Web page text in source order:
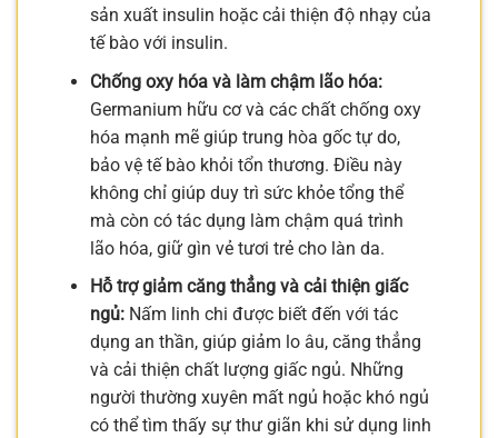
sản xuất insulin hoặc cải thiện độ nhạy của
tế bào với insulin.
Chống oxy hóa và làm chậm lão hóa:
Germanium hữu cơ và các chất chống oxy
hóa mạnh mẽ giúp trung hòa gốc tự do,
bảo vệ tế bào khỏi tổn thương. Điều này
không chỉ giúp duy trì sức khỏe tổng thể
mà còn có tác dụng làm chậm quá trình
lão hóa, giữ gìn vẻ tươi trẻ cho làn da.
Hỗ trợ giảm căng thẳng và cải thiện giấc
ngủ:Nấm linh chi được biết đến với tác
dụng an thần, giúp giảm lo âu, căng thẳng
và cải thiện chất lượng giấc ngủ. Những
người thường xuyên mất ngủ hoặc khó ngủ
có thể tìm thấy sự thư giãn khi sử dụng linh